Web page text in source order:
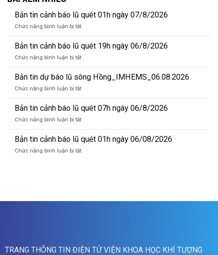
Bản tin cảnh báo lũ quét 01h ngày 07/8/2026
Chức năng bình luận bị tắtở
tin
cảnh
báo
quét
01h
07/8/2026
Bản tin cảnh báo lũ quét 19h ngày 06/8/2026
Chức năng bình luận bị tắtở
tin
cảnh
báo
quét
19h
06/8/2026
Bản tin dự báo lũ sông Hồng_IMHEMS_06.08.2026
Chức năng bình luận bị tắtở
tin
dự
báo
sông
Hồng_IMHEMS_06.08.2026
Bản tin cảnh báo lũ quét 07h ngày 06/8/2026
Chức năng bình luận bị tắtở
tin
cảnh
báo
Bản tin cảnh báo lũ quét 01h ngày 06/08/2026
Chức năng bình luận bị tắtở
quét
TRANG THÔNG TIN ĐIỆN TỬ VIỆN KHOA HỌC KHÍ TƯỢNG